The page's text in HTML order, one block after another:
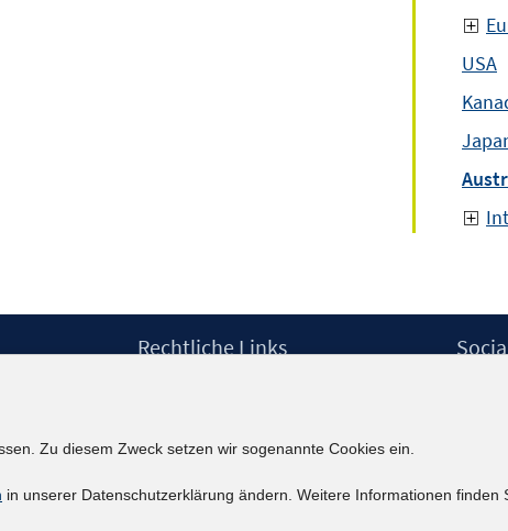
USA
Rechtliche Links
Erklärung zur Barrierefreiheit
Zu diesem Zweck setzen wir sogenannte Cookies ein.
in unserer Datenschutzerklärung ändern. Weitere Informationen finden